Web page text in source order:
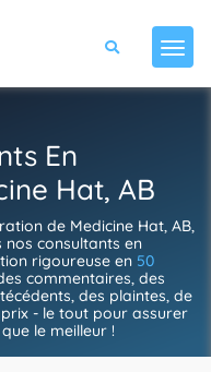
En
Hat, AB
de Medicine Hat, AB,
consultants en
rigoureuse en 50
commentaires, des
des plaintes, de
- le tout pour assurer
le meilleur !